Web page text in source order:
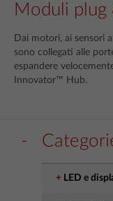
Moduli plug
Dai motori, ai sensori
sono collegati alle
espandere
Innovator™ Hub.
LED e